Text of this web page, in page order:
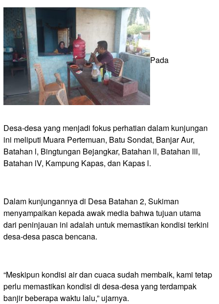
Pada
Desa-desa yang menjadi fokus perhatian dalam kunjungan
ini meliputi Muara Pertemuan, Batu Sondat, Banjar Aur,
Batahan l, Bingtungan Bejangkar, Batahan ll, Batahan lll,
Batahan lV, Kampung Kapas, dan Kapas l.
Dalam kunjungannya di Desa Batahan 2, Sukiman
menyampaikan kepada awak media bahwa tujuan utama
dari peninjauan ini adalah untuk memastikan kondisi terkini
desa-desa pasca bencana.
“Meskipun kondisi air dan cuaca sudah membaik, kami tetap
perlu memastikan kondisi di desa-desa yang terdampak
banjir beberapa waktu lalu,” ujarnya.